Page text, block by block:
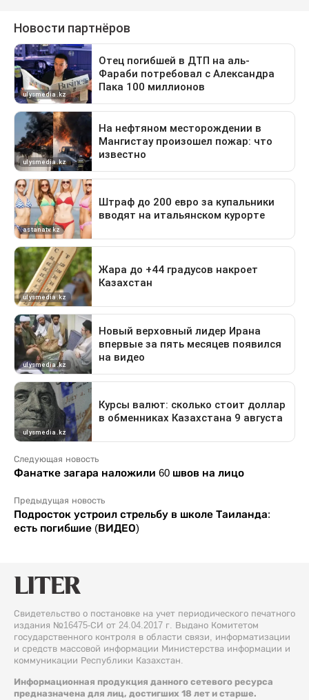
Следующая новость
Фанатке загара наложили 60 швов на лицо
Предыдущая новость
Подросток устроил стрельбу в школе Таиланда:
есть погибшие (ВИДЕО)
Свидетельство о постановке на учет периодического печатного
издания №16475-СИ от 24.04.2017 г. Выдано Комитетом
государственного контроля в области связи, информатизации
и средств массовой информации Министерства информации и
коммуникации Республики Казахстан.
Информационная продукция данного сетевого ресурса
предназначена для лиц, достигших 18 лет и старше.